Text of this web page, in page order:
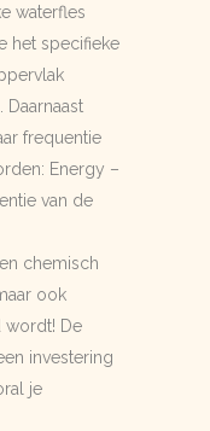
waterfles
het specifieke
Daarnaast
frequentie
Energy –
van de
chemisch
ook
wordt! De
investering
je